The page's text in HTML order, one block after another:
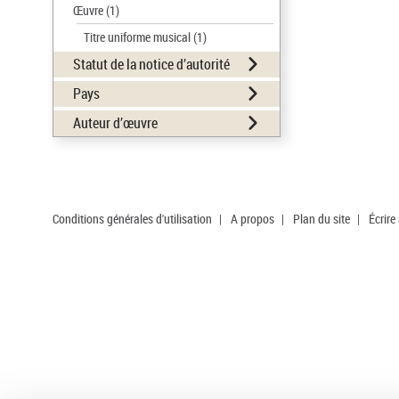
Œuvre(1)
Titre uniforme musical(1)
Statut de la notice d’autorité
Pays
Auteur d’œuvre
Conditions générales d'utilisation | A propos | Plan du site |